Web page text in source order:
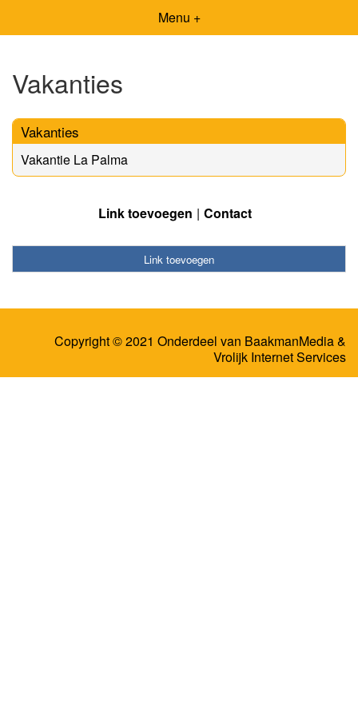
Menu +
Vakanties
Vakanties
Vakantie La Palma
Link toevoegen Contact
Link toevoegen
Copyright © 2021 Onderdeel van BaakmanMedia&
Vrolijk Internet Services